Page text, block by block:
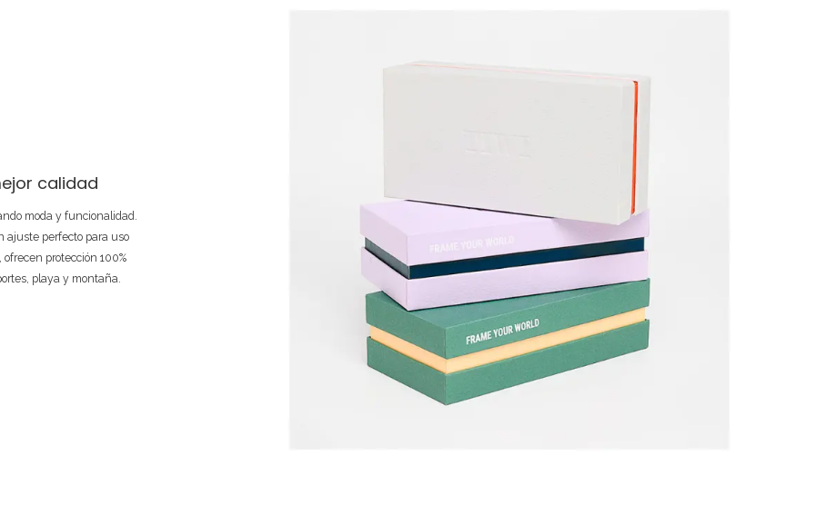
calidad
moda y funcionalidad.
ajuste perfecto para uso
protección 100%
playa y montaña.